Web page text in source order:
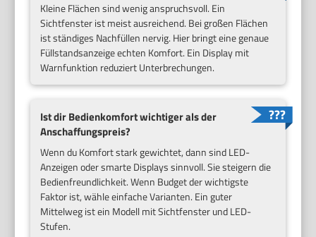
Kleine Flächen sind wenig anspruchsvoll. Ein
Sichtfenster ist meist ausreichend. Bei großen Flächen
ist ständiges Nachfüllen nervig. Hier bringt eine genaue
Füllstandsanzeige echten Komfort. Ein Display mit
Warnfunktion reduziert Unterbrechungen.
Ist dir Bedienkomfort wichtiger als der
Anschaffungspreis?
Wenn du Komfort stark gewichtet, dann sind LED-
Anzeigen oder smarte Displays sinnvoll. Sie steigern die
Bedienfreundlichkeit. Wenn Budget der wichtigste
Faktor ist, wähle einfache Varianten. Ein guter
Mittelweg ist ein Modell mit Sichtfenster und LED-
Stufen.